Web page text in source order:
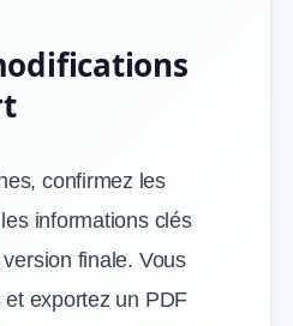
confirmez les
informations clés
finale. Vous
exportez un PDF